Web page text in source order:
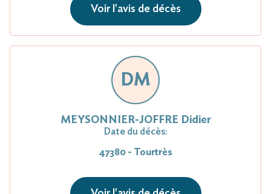
Voir l'avis de décès
DM
MEYSONNIER-JOFFRE Didier
Date du décès:
47380 - Tourtrès